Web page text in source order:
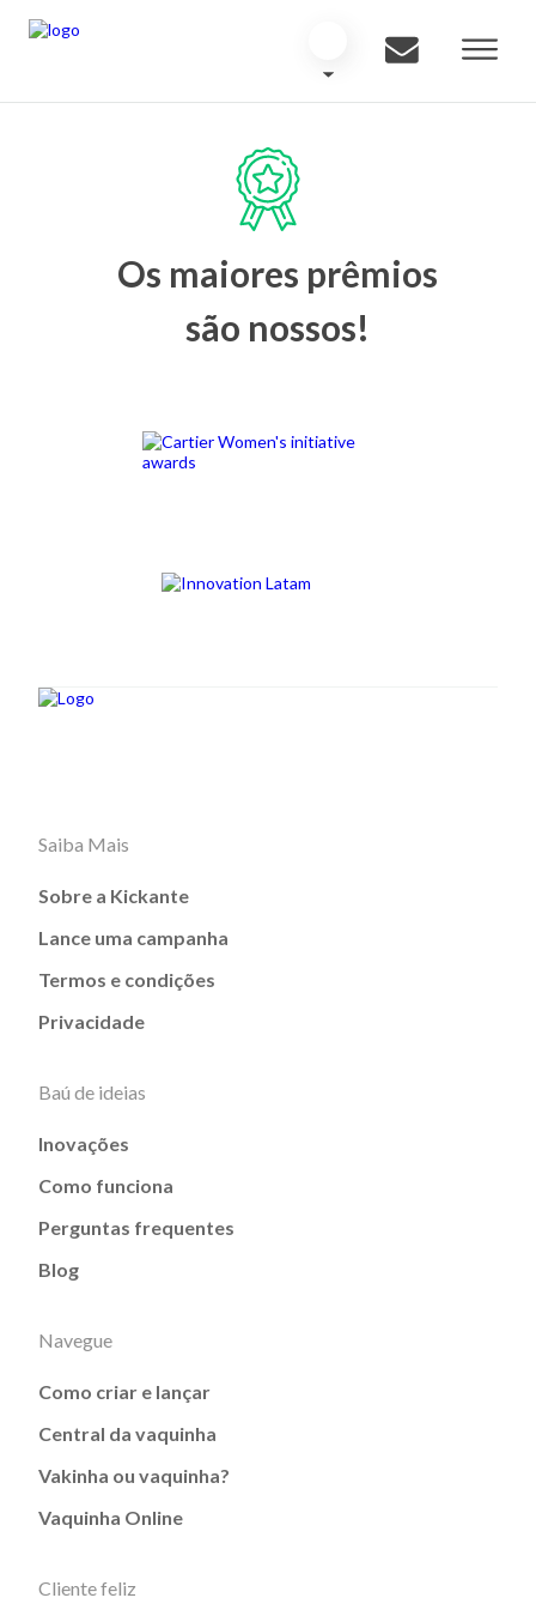
Os maiores prêmios
são nossos!
Saiba Mais
Sobre a Kickante
Lance uma campanha
Termos e condições
Privacidade
Baú de ideias
Inovações
Como funciona
Perguntas frequentes
Blog
Navegue
Como criar e lançar
Central da vaquinha
Vakinha ou vaquinha?
Vaquinha Online
Cliente feliz